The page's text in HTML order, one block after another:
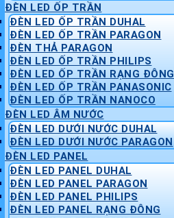
ĐÈN LED ỐP TRẦN
ĐÈN LED ỐP TRẦN DUHAL
ĐÈN LED ỐP TRẦN PARAGON
ĐÈN THẢ PARAGON
ĐÈN LED ỐP TRẦN PHILIPS
ĐÈN LED ỐP TRẦN RẠNG ĐÔNG
ĐÈN LED ỐP TRẦN PANASONIC
ĐÈN LED ỐP TRẦN NANOCO
ĐÈN LED ÂM NƯỚC
ĐÈN LED DƯỚI NƯỚC DUHAL
ĐÈN LED DƯỚI NƯỚC PARAGON
ĐÈN LED PANEL
ĐÈN LED PANEL DUHAL
ĐÈN LED PANEL PARAGON
ĐÈN LED PANEL PHILIPS
ĐÈN LED PANEL RẠNG ĐÔNG